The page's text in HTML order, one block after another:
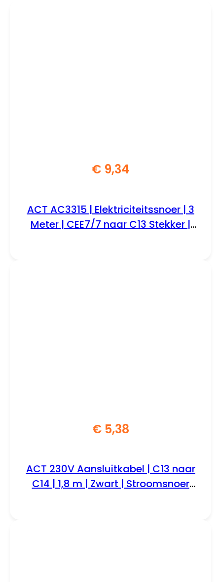
€ 9,34
ACT AC3315 | Elektriciteitssnoer | 3
Meter | CEE7/7 naar C13 Stekker |
€5,38
ACT 230V Aansluitkabel | C13 naar
C14 | 1,8 m | Zwart | Stroomsnoer